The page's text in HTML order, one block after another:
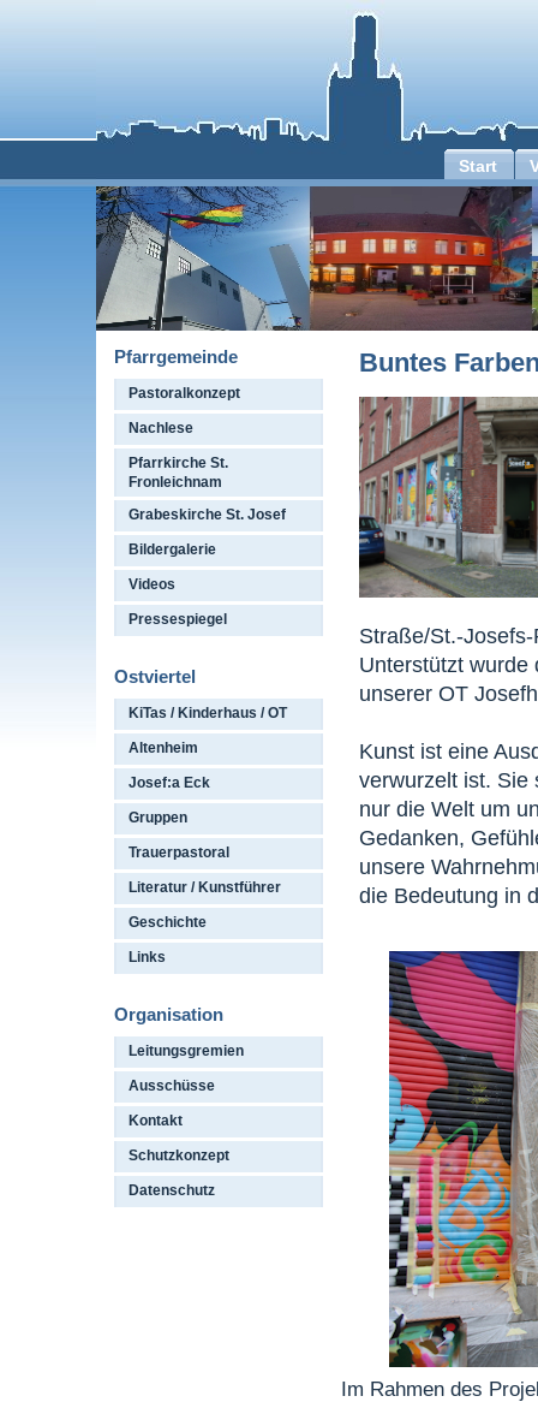
Start
Pfarrgemeinde
Pastoralkonzept
Nachlese
Pfarrkirche St.
Fronleichnam
Grabeskirche St. Josef
Bildergalerie
Videos
Pressespiegel
Ostviertel
KiTas / Kinderhaus / OT
Altenheim
Josef:a Eck
Gruppen
Trauerpastoral
Literatur / Kunstführer
Geschichte
Links
Organisation
Leitungsgremien
Ausschüsse
Kontakt
Schutzkonzept
Datenschutz
Buntes
Straße/St.-
Unterstützt wurde
unserer OT
Kunst ist eine
verwurzelt ist. Sie
nur die Welt um
Gedanken,
unsere
die Bedeutung in
Im Rahmen des